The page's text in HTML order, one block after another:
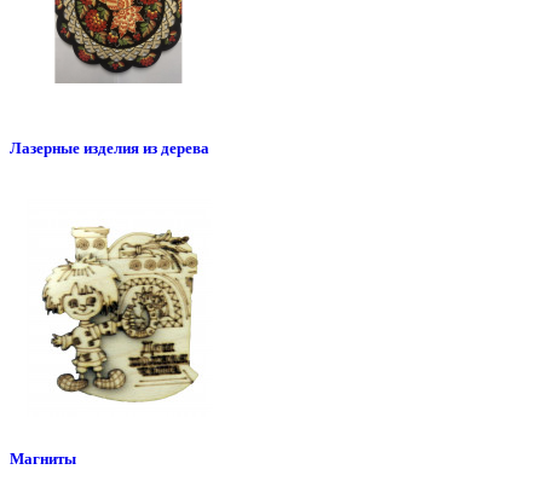
Лазерные изделия из дерева
Магниты